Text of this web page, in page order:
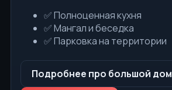
✅ Полноценная кухня
✅ Мангал и беседка
✅ Парковка на территории
Подробнее про большой дом